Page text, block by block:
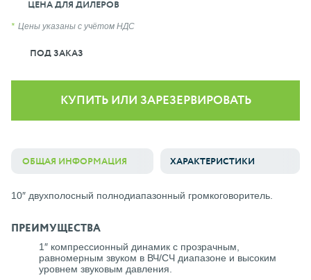
ЦЕНА ДЛЯ ДИЛЕРОВ
Цены указаны с учётом НДС
ПОД ЗАКАЗ
КУПИТЬ ИЛИ ЗАРЕЗЕРВИРОВАТЬ
ОБЩАЯ ИНФОРМАЦИЯ ХАРАКТЕРИСТИКИ
10″ двухполосный полнодиапазонный громкоговоритель.
ПРЕИМУЩЕСТВА
1″ компрессионный динамик с прозрачным,
равномерным звуком в ВЧ/СЧ диапазоне и высоким
уровнем звуковым давления.